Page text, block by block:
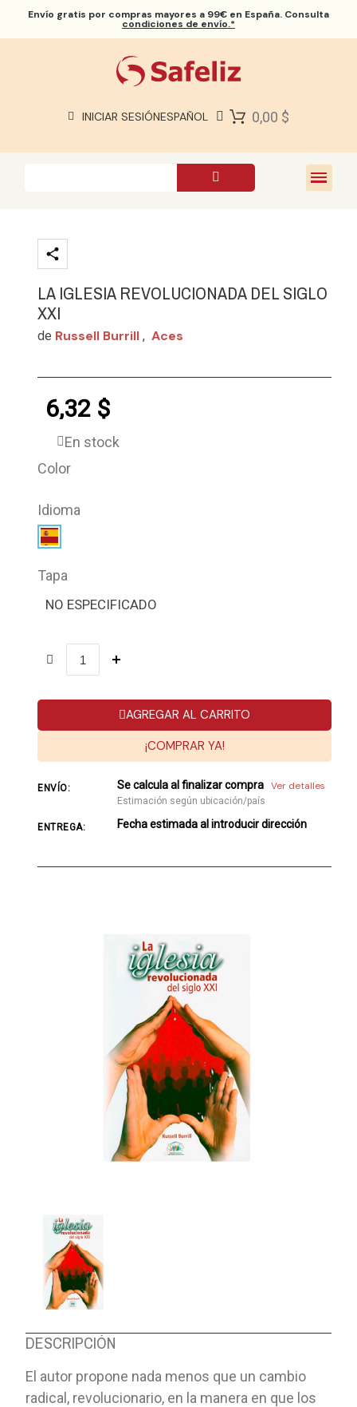
Envío gratis por compras mayores a 99€ en España. Consulta
condiciones de envío.*
INICIAR SESIÓNESPAÑOL 0,00 $
DESCRIPCIÓN
El autor propone nada menos que un cambio
radical, revolucionario, en la manera en que los
LA IGLESIA REVOLUCIONADA DEL SIGLO
XXI
de Russell Burrill , Aces
6,32 $
En stock
Color
Idioma
Tapa
NO ESPECIFICADO
AGREGAR AL CARRITO
¡COMPRAR YA!
ENVÍO: Se calcula al finalizar compra Ver detalles
Estimación según ubicación/país
ENTREGA: Fecha estimada al introducir dirección